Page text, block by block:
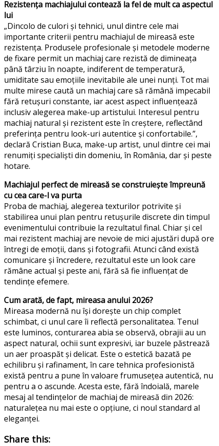
Rezistența machiajului contează la fel de mult ca aspectul
lui
„Dincolo de culori și tehnici, unul dintre cele mai
importante criterii pentru machiajul de mireasă este
rezistența. Produsele profesionale și metodele moderne
de fixare permit un machiaj care rezistă de dimineața
până târziu în noapte, indiferent de temperatură,
umiditate sau emoțiile inevitabile ale unei nunți. Tot mai
multe mirese caută un machiaj care să rămână impecabil
fără retușuri constante, iar acest aspect influențează
inclusiv alegerea make-up artistului. Interesul pentru
machiaj natural și rezistent este în creștere, reflectând
preferința pentru look-uri autentice și confortabile.”,
declară Cristian Buca, make-up artist, unul dintre cei mai
renumiți specialiști din domeniu, în România, dar și peste
hotare.
Machiajul perfect de mireasă se construiește împreună
cu cea care-l va purta
Proba de machiaj, alegerea texturilor potrivite și
stabilirea unui plan pentru retușurile discrete din timpul
evenimentului contribuie la rezultatul final. Chiar și cel
mai rezistent machiaj are nevoie de mici ajustări după ore
întregi de emoții, dans și fotografii. Atunci când există
comunicare și încredere, rezultatul este un look care
rămâne actual și peste ani, fără să fie influențat de
tendințe efemere.
Cum arată, de fapt, mireasa anului 2026?
Mireasa modernă nu își dorește un chip complet
schimbat, ci unul care îi reflectă personalitatea. Tenul
este luminos, conturarea abia se observă, obrajii au un
aspect natural, ochii sunt expresivi, iar buzele păstrează
un aer proaspăt și delicat. Este o estetică bazată pe
echilibru și rafinament, în care tehnica profesionistă
există pentru a pune în valoare frumusețea autentică, nu
pentru a o ascunde. Acesta este, fără îndoială, marele
mesaj al tendințelor de machiaj de mireasă din 2026:
naturalețea nu mai este o opțiune, ci noul standard al
eleganței.
Share this: